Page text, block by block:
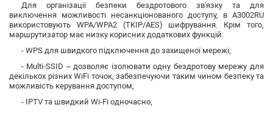
Для організації безпеки бездротового зв'язку та для
виключення можливості несанкціонованого доступу, в A3002RU
використовують WPA/WPA2 (TKIP/AES) шифрування. Крім того,
маршрутизатор має низку корисних додаткових функцій:
- WPS для швидкого підключення до захищеної мережі;
- Multi-SSID – дозволяє ізолювати одну бездротову мережу для
декількох різних WiFi точок, забезпечуючи таким чином безпеку та
можливість керування доступом;
- IPTV та швидкий Wi-Fi одночасно;